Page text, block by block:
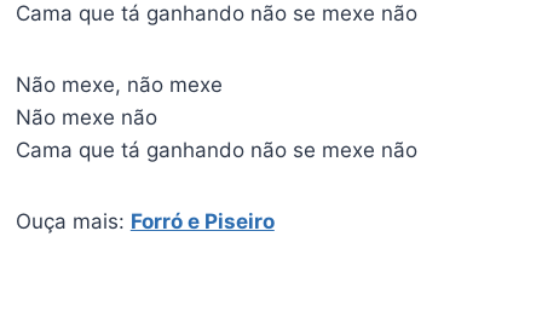
Cama que tá ganhando não se mexe não
Não mexe, não mexe
Não mexe não
Cama que tá ganhando não se mexe não
Ouça mais: Forró e Piseiro